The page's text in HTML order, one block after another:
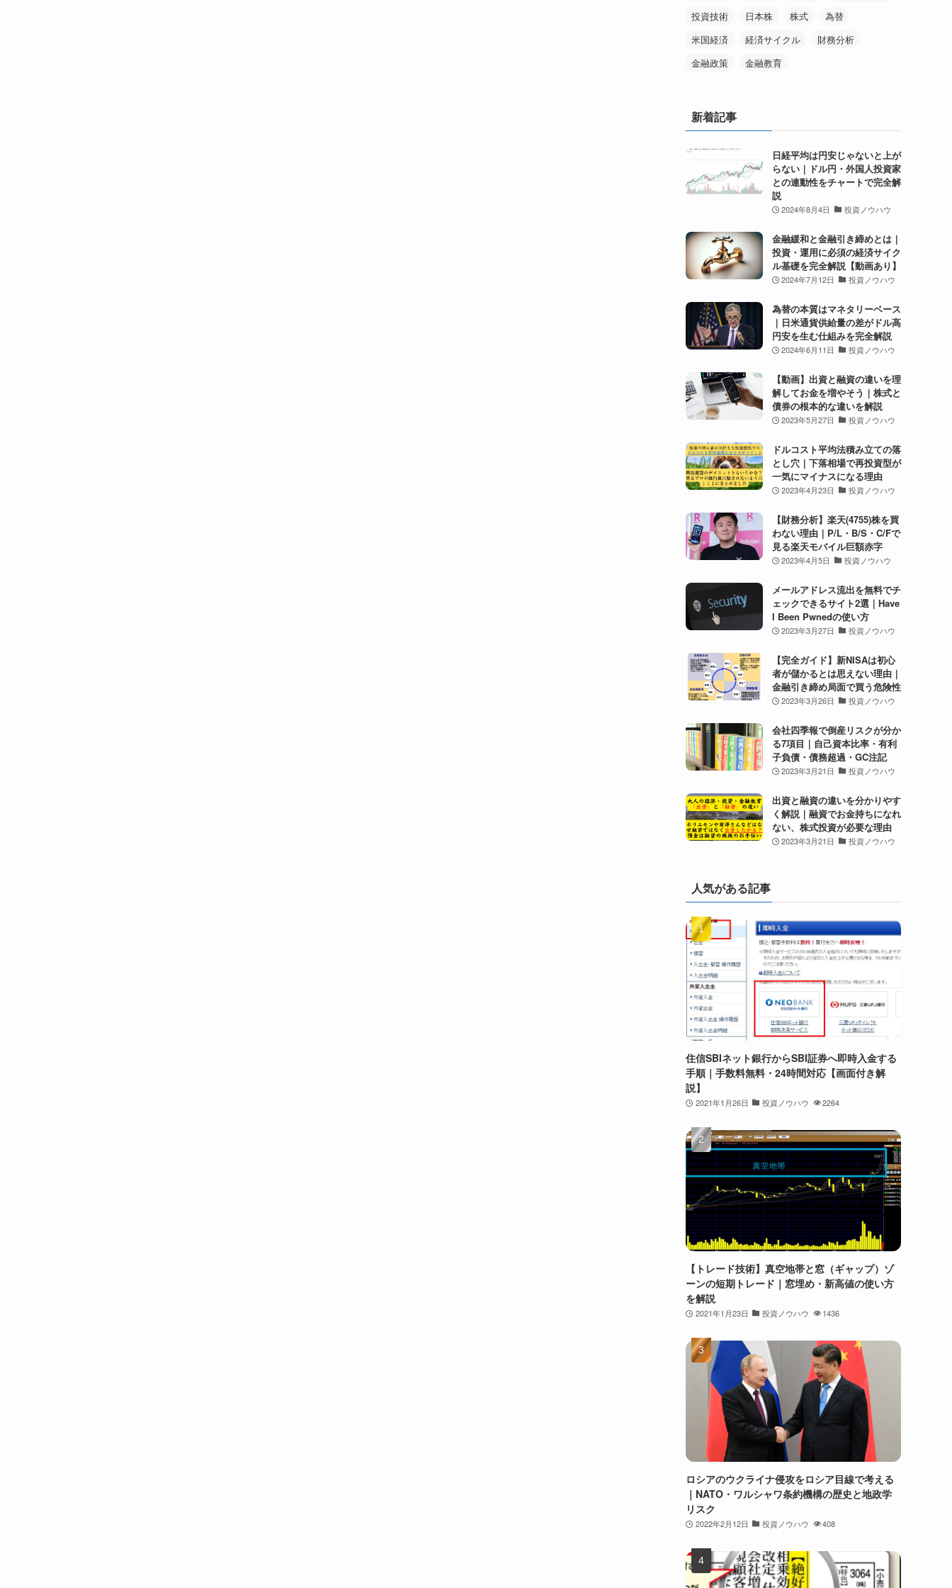
投資技術 日本株 株式
為替
米国経済
経済サイクル
財務分析
金融政策
金融教育
新着記事
日経平均は円安じゃないと上が
らない｜ドル円・外国人投資家
との連動性をチャートで完全解
説
2024年8月4日 投資ノウハウ
金融緩和と金融引き締めとは｜
投資・運用に必須の経済サイク
ル基礎を完全解説【動画あり】
2024年7月12日 投資ノウハウ
為替の本質はマネタリーベース
｜日米通貨供給量の差がドル高
円安を生む仕組みを完全解説
2024年6月11日 投資ノウハウ
【動画】出資と融資の違いを理
解してお金を増やそう｜株式と
債券の根本的な違いを解説
2023年5月27日 投資ノウハウ
ドルコスト平均法積み立ての落
とし穴｜下落相場で再投資型が
一気にマイナスになる理由
2023年4月23日 投資ノウハウ
【財務分析】楽天(4755)株を買
わない理由｜P/L・B/S・C/Fで
見る楽天モバイル巨額赤字
2023年4月5日 投資ノウハウ
メールアドレス流出を無料でチ
ェックできるサイト2選｜Have
I Been Pwnedの使い方
2023年3月27日 投資ノウハウ
【完全ガイド】新NISAは初心
者が儲かるとは思えない理由｜
金融引き締め局面で買う危険性
2023年3月26日 投資ノウハウ
会社四季報で倒産リスクが分か
る7項目｜自己資本比率・有利
子負債・債務超過・GC注記
2023年3月21日 投資ノウハウ
出資と融資の違いを分かりやす
く解説｜融資でお金持ちになれ
ない、株式投資が必要な理由
2023年3月21日 投資ノウハウ
人気がある記事
住信SBIネット銀行からSBI証券へ即時入金する
手順｜手数料無料・24時間対応【画面付き解
説】
2021年1月26日 投資ノウハウ 2264
【トレード技術】真空地帯と窓（ギャップ）ゾ
ーンの短期トレード｜窓埋め・新高値の使い方
を解説
2021年1月23日 投資ノウハウ 1436
ロシアのウクライナ侵攻をロシア目線で考える
｜NATO・ワルシャワ条約機構の歴史と地政学
リスク
2022年2月12日 投資ノウハウ 408